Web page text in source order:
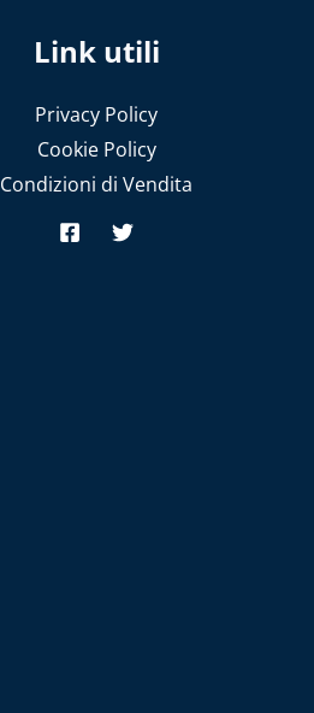
Link utili
Privacy Policy
Cookie Policy
Condizioni di Vendita